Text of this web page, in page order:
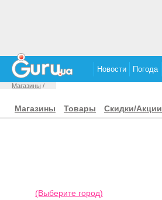
Новости Погода
Магазины /
Магазины Товары Скидки/Акции
(Выберите город)